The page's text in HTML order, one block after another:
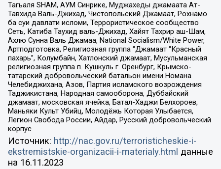
Тагьаля SHAM, АУМ Синрике, Муджахеды джамаата Ат-
Тавхида Валь-Джихад, Чистопольский Джамаат, Рохнамо
ба суи давлати исломи, Террористическое сообщество
Сеть, Катиба Таухид валь-Джихад, Хайят Тахрир аш-Шам,
Ахлю Сунна Валь Джамаа, National Socialism/White Power,
Артподготовка, Религиозная группа “Джамаат “Красный
пахарь”, Колумбайн, Хатлонский джамаат, Мусульманская
религиозная группа п. Кушкуль г. Оренбург, Крымско-
татарский добровольческий батальон имени Номана
Челебиджихана, Азов, Партия исламского возрождения
Таджикистана, Народная самооборона, Дуббайский
джамаат, московская ячейка, Батал-Хаджи Белхороев,
Маньяки Культ Убийц, Молодёжь Которая Улыбается,
Легион Свобода России, Айдар, Русский добровольческий
корпус
Источник: http://nac.gov.ru/terroristicheskie-i-
ekstremistskie-organizacii-i-materialy.html данные
на 16.11.2023